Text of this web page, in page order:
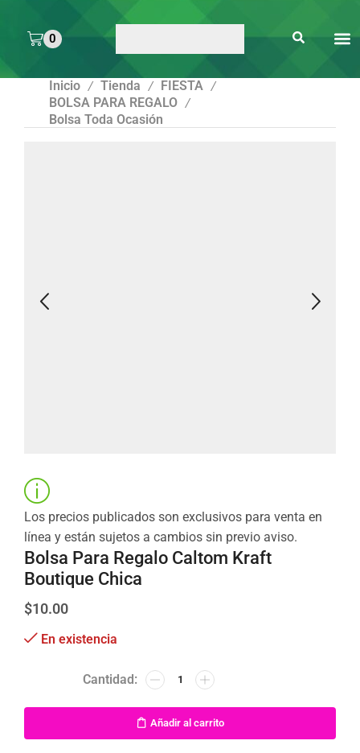
0
Inicio / Tienda / FIESTA /
BOLSA PARA REGALO /
Bolsa Toda Ocasión
Los precios publicados son exclusivos para venta en
línea y están sujetos a cambios sin previo aviso.
Bolsa Para Regalo Caltom Kraft
Boutique Chica
$10.00
En existencia
Añadir al carrito